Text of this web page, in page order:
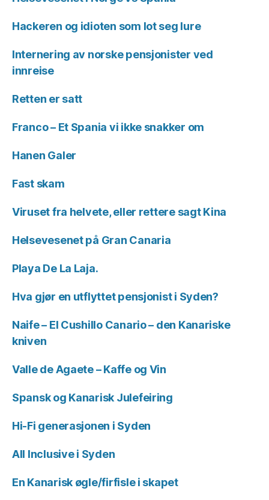
Hackeren og idioten som lot seg lure
Internering av norske pensjonister ved
innreise
Retten er satt
Franco – Et Spania vi ikke snakker om
Hanen Galer
Fast skam
Viruset fra helvete, eller rettere sagt Kina
Helsevesenet på Gran Canaria
Playa De La Laja.
Hva gjør en utflyttet pensjonist i Syden?
Naife – El Cushillo Canario – den Kanariske
kniven
Valle de Agaete – Kaffe og Vin
Spansk og Kanarisk Julefeiring
Hi-Fi generasjonen i Syden
All Inclusive i Syden
En Kanarisk øgle/firfisle i skapet